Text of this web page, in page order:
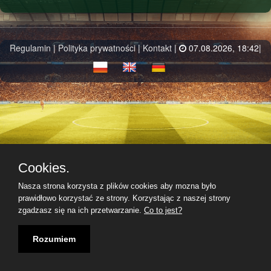
Regulamin|Polityka prywatności|Kontakt | 07.08.2026, 18:42|
Cookies.
Nasza strona korzysta z plików cookies aby mozna było
prawidłowo korzystać ze strony. Korzystając z naszej strony
zgadzasz się na ich przetwarzanie. Co to jest?
Rozumiem